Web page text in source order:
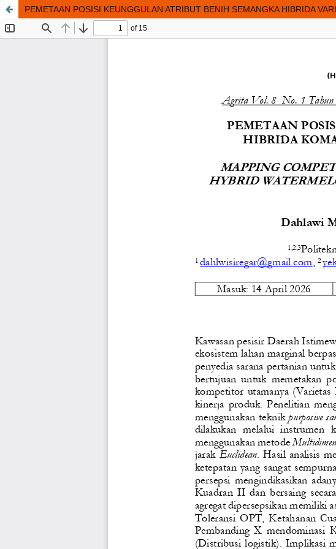
PEMETAAN POSISI KEUNGGULAN ATRIBUT BENIH SEMANGKA HIBRIDA